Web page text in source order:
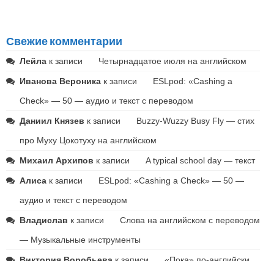
Свежие комментарии
Лейла к записи Четырнадцатое июля на английском
Иванова Вероника к записи
ESLpod: «Cashing a
Check» — 50 — аудио и текст с переводом
Даниил Князев к записи
Buzzy-Wuzzy Busy Fly — стих
про Муху Цокотуху на английском
Михаил Архипов к записи A typical school day — текст
Алиса к записи
ESLpod: «Cashing a Check» — 50 —
аудио и текст с переводом
Владислав к записи
Слова на английском с переводом
— Музыкальные инструменты